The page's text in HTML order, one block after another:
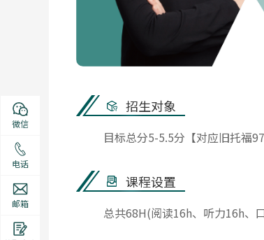
招生对象
目标总分5-5.5分【对应旧托福
课程设置
总共68H(阅读16h、听力16h、
微信
电话
邮箱